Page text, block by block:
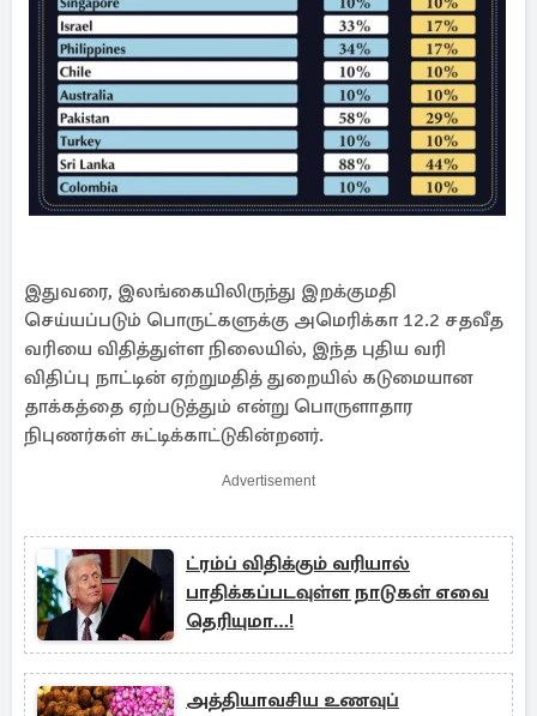
இதுவரை, இலங்கையிலிருந்து இறக்குமதி
செய்யப்படும் பொருட்களுக்கு அமெரிக்கா 12.2 சதவீத
வரியை விதித்துள்ள நிலையில், இந்த புதிய வரி
விதிப்பு நாட்டின் ஏற்றுமதித் துறையில் கடுமையான
தாக்கத்தை ஏற்படுத்தும் என்று பொருளாதார
நிபுணர்கள் சுட்டிக்காட்டுகின்றனர்.
Advertisement
ட்ரம்ப் விதிக்கும் வரியால்
பாதிக்கப்படவுள்ள நாடுகள் எவை
தெரியுமா…!
அத்தியாவசிய உணவுப்